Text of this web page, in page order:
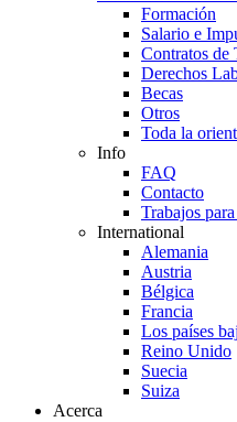
Formación
Salario e
Contratos de
Derechos
Becas
Otros
Toda la
Info
FAQ
Contacto
Trabajos
International
Alemania
Austria
Bélgica
Francia
Los países
Reino Unido
Suecia
Suiza
Acerca